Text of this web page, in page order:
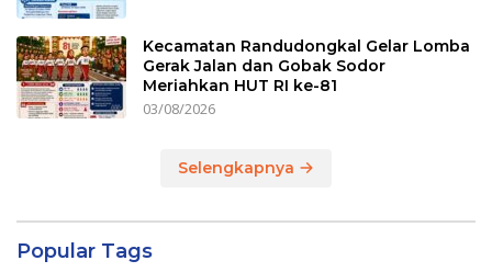
Kecamatan Randudongkal Gelar Lomba
Gerak Jalan dan Gobak Sodor
Meriahkan HUT RI ke-81
03/08/2026
Selengkapnya
Popular Tags